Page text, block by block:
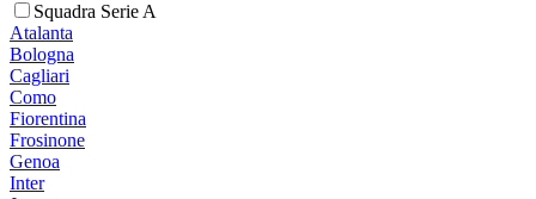
Squadra Serie A
Atalanta
Bologna
Cagliari
Como
Fiorentina
Frosinone
Genoa
Inter